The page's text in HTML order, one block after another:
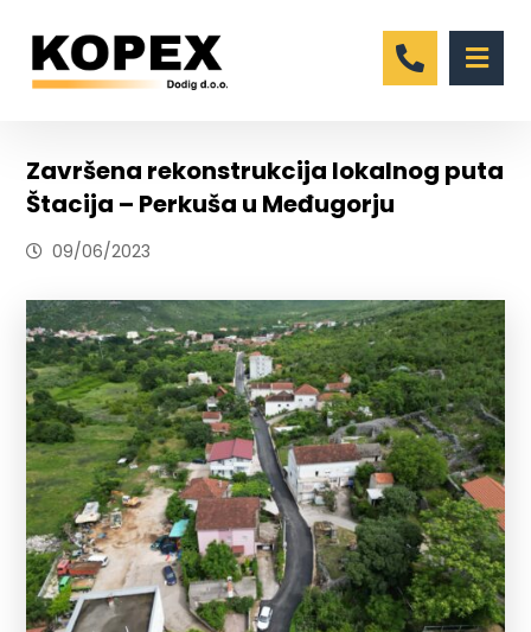
Završena rekonstrukcija lokalnog puta
Štacija – Perkuša u Međugorju
09/06/2023